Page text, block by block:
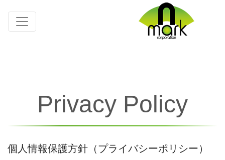
Privacy Policy
個人情報保護方針（プライバシーポリシー）